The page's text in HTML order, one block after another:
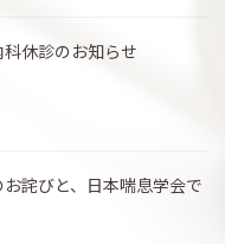
休診のお知らせ
詫びと、日本喘息学会で